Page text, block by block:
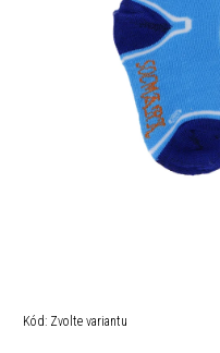
Kód: Zvolte variantu